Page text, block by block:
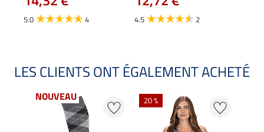
5.0 4 4.5 2
LES CLIENTS ONT ÉGALEMENT ACHETÉ
NOUVEAU 20 %